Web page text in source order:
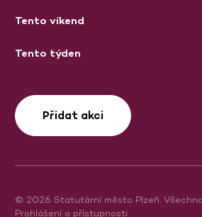
Tento víkend
Tento týden
Přidat akci
© 2026 Statutární město Plzeň.
Prohlášení o přístupnosti